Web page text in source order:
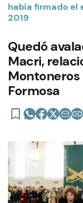
había firmado el
2019
Quedó
Macri,
Formosa